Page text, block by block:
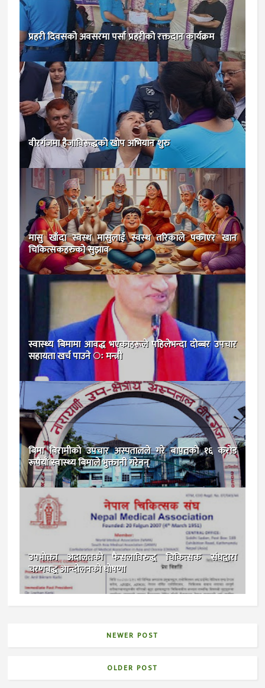
प्रहरी दिवसको अवसरमा पर्सा प्रहरीको रक्तदान कार्यक्रम
वीरगंजमा हैजाविरूद्धको खोप अभियान शुरु
मासु खाँदा स्वस्थ मासुलाई स्वस्थ तरिकाले पकाएर खान
चिकित्सकहरुको सुझाव
स्वास्थ्य बिमामा आवद्ध भएकाहरूले पहिलेभन्दा दोब्बर उपचार
सहायता खर्च पाउने ः मन्त्री
बिमा बिरामीकाे उपचार अस्पतालले गरे बापतकाे १६ कराेड
रूपैयाँ स्वास्थ्य बिमाले भुक्तानी गरेनन्
उपभोक्ता अदालतको फैसलाविरुद्ध चिकित्सक संघद्वारा
चरणबद्ध आन्दोलनकाे घोषणा
NEWER POST
OLDER POST